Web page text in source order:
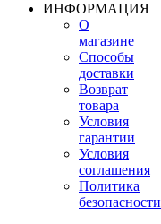
ИНФОРМАЦИЯ
О
магазине
Способы
доставки
Возврат
товара
Условия
гарантии
Условия
соглашения
Политика
безопасности